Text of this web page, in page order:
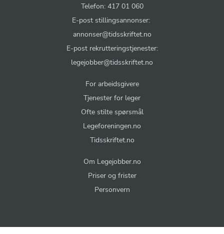
Telefon: 417 01 060
E-post stillingsannonser:
annonser@tidsskriftet.no
E-post rekrutteringstjenester:
legejobber@tidsskriftet.no
For arbeidsgivere
Tjenester for leger
Ofte stilte spørsmål
Legeforeningen.no
Tidsskriftet.no
Om Legejobber.no
Priser og frister
Personvern